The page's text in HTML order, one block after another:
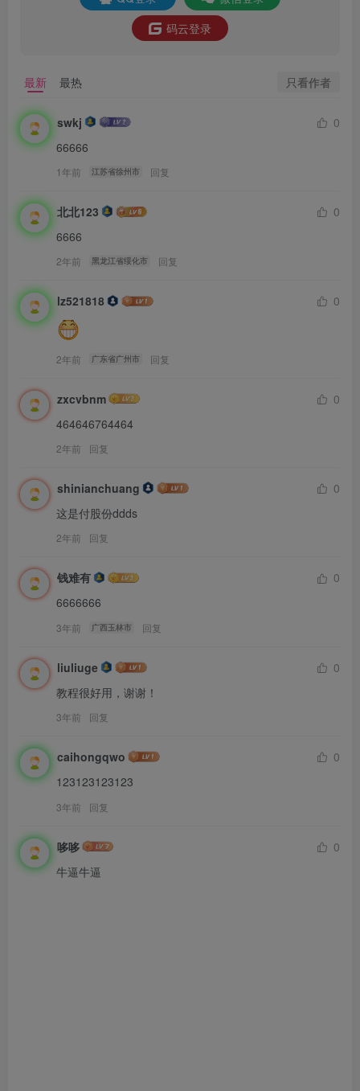
码云登录
最新 最热 只看作者
swkj
0
66666
1年前 江苏省徐州市 回复
北北123
0
6666
2年前 黑龙江省绥化市 回复
lz521818 0
2年前 广东省广州市 回复
zxcvbnm
0
464646764464
2年前 回复
shinianchuang
0
这是付股份ddds
2年前 回复
钱难有
0
6666666
3年前 广西玉林市 回复
liuliuge
0
教程很好用，谢谢！
3年前 回复
caihongqwo
0
123123123123
3年前 回复
哆哆
0
牛逼牛逼